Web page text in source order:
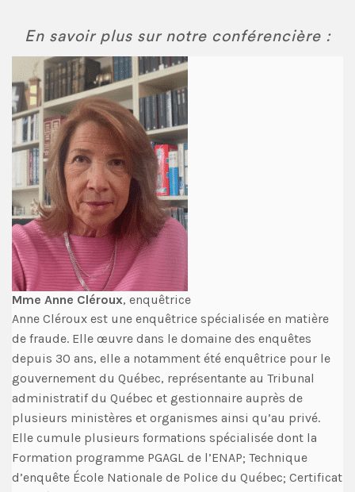
En savoir plus sur notre conférencière :
Mme Anne Cléroux, enquêtrice
Anne Cléroux est une enquêtrice spécialisée en matière
de fraude. Elle œuvre dans le domaine des enquêtes
depuis 30 ans, elle a notamment été enquêtrice pour le
gouvernement du Québec, représentante au Tribunal
administratif du Québec et gestionnaire auprès de
plusieurs ministères et organismes ainsi qu’au privé.
Elle cumule plusieurs formations spécialisée dont la
Formation programme PGAGL de l’ENAP; Technique
d’enquête École Nationale de Police du Québec; Certificat